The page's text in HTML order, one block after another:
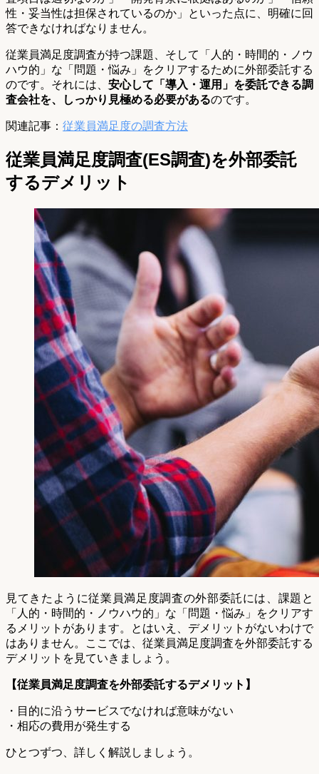
性・妥当性は担保されているのか」といった点に、明確に回
答できなければなりません。
従業員満足度調査が持つ課題、そして「人的・時間的・ノウ
ハウ的」な「問題・悩み」をクリアするために外部委託する
のです。それには、 安心して「導入・運用」を委託できる調
査会社を、しっかり見極める必要があるのです。
関連記事： 従業員満足度の調査方法
従業員満足度調査(ES調査)を外部委託
するデメリット
見てきたように従業員満足度調査の外部委託には、課題と
「人的・時間的・ノウハウ的」な「問題・悩み」をクリアす
るメリットがあります。とはいえ、デメリットがないわけで
はありません。ここでは、従業員満足度調査を外部委託する
デメリットを見ていきましょう。
【従業員満足度調査を外部委託するデメリット】
・目的に沿うサービスでなければ意味がない
・相応の費用が発生する
ひとつずつ、詳しく解説しましょう。